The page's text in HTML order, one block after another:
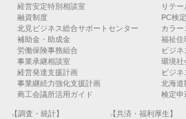
経営安定特別相談室
融資制度
北見ビジネス総合サポートセンター
補助金・助成金
労働保険事務組合
事業承継相談室
経営発達支援計画
事業継続力強化支援計画
商工会議所活用ガイド
リテ
PC検定
カラー
福祉住
ビジ
環境社
ビジ
北海道
検定申
【調査・統計】
【共済・福利厚生】